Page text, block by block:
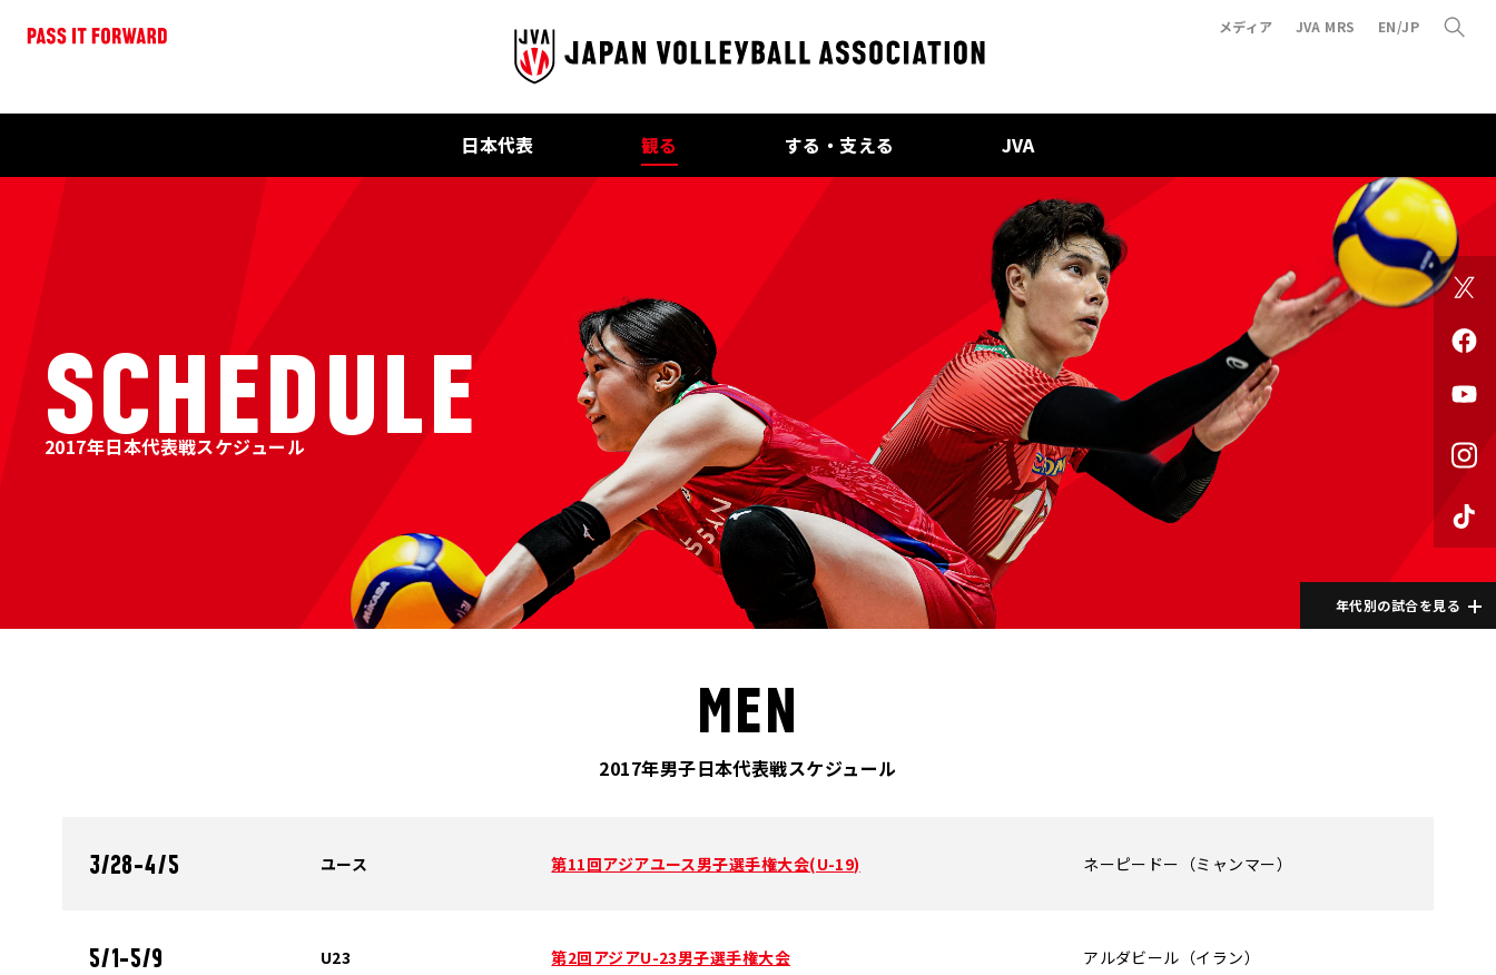
メディア JVA MRS EN/JP
日本代表 観る する・支える JVA
SCHEDULE
2017年日本代表戦スケジュール
年代別の試合を見る
MEN
2017年男子日本代表戦スケジュール
3/28-4/5 ユース 第11回アジアユース男子選手権大会(U-19) ネーピードー（ミャンマー）
5/1-5/9 U23 第2回アジアU-23男子選手権大会 アルダビール（イラン）